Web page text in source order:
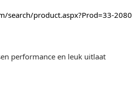
search/product.aspx?Prod=33-2080
performance en leuk uitlaat